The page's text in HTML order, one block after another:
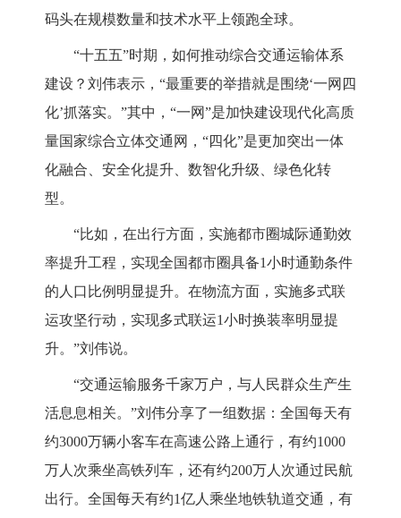
码头在规模数量和技术水平上领跑全球。
“十五五”时期，如何推动综合交通运输体系
建设？刘伟表示，“最重要的举措就是围绕‘一网四
化’抓落实。”其中，“一网”是加快建设现代化高质
量国家综合立体交通网，“四化”是更加突出一体
化融合、安全化提升、数智化升级、绿色化转
型。
“比如，在出行方面，实施都市圈城际通勤效
率提升工程，实现全国都市圈具备1小时通勤条件
的人口比例明显提升。在物流方面，实施多式联
运攻坚行动，实现多式联运1小时换装率明显提
升。”刘伟说。
“交通运输服务千家万户，与人民群众生产生
活息息相关。”刘伟分享了一组数据：全国每天有
约3000万辆小客车在高速公路上通行，有约1000
万人次乘坐高铁列车，还有约200万人次通过民航
出行。全国每天有约1亿人乘坐地铁轨道交通，有